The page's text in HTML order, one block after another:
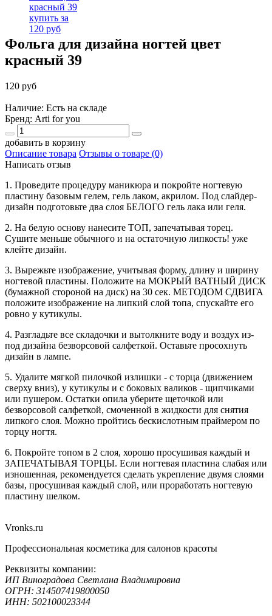
Фольга для дизайна ногтей цвет
красный 39
120 руб
Наличие: Есть на складе
Бренд: Arti for you
добавить в корзину
Описание товара Отзывы о товаре (0)
Написать отзыв
1. Проведите процедуру маникюра и покройте ногтевую
пластину базовым гелем, гель лаком, акрилом. Под слайдер-
дизайн подготовьте два слоя БЕЛОГО гель лака или геля.
2. На белую основу нанесите ТОП, запечатывая торец.
Сушите меньше обычного и на остаточную липкость! уже
клейте дизайн.
3. Вырежьте изображение, учитывая форму, длину и ширину
ногтевой пластины. Положите на МОКРЫЙ ВАТНЫЙ ДИСК
(бумажной стороной на диск) на 30 сек. МЕТОДОМ СДВИГА
положите изображение на липкий слой топа, спускайте его
ровно у кутикулы.
4. Разгладьте все складочки и вытолкните воду и воздух из-
под дизайна безворсовой салфеткой. Оставьте просохнуть
дизайн в лампе.
5. Удалите мягкой пилочкой излишки - с торца (движением
сверху вниз), у кутикулы и с боковых валиков - щипчиками
или пушером. Остатки опила уберите щеточкой или
безворсовой салфеткой, смоченной в жидкости для снятия
липкого слоя. Можно пройтись бескислотным праймером по
торцу ногтя.
6. Покройте топом в 2 слоя, хорошо просушивая каждый и
ЗАПЕЧАТЫВАЯ ТОРЦЫ. Если ногтевая пластина слабая или
изношенная, рекомендуется сделать укрепление двумя слоями
базы, просушивая каждый слой, или проработать ногтевую
пластину шелком.
Vronks.ru
Профессиональная косметика для салонов красоты
Реквизиты компании:
ИП Виноградова Светлана Владимировна
ОГРН: 314507419800050
ИНН: 502100023344